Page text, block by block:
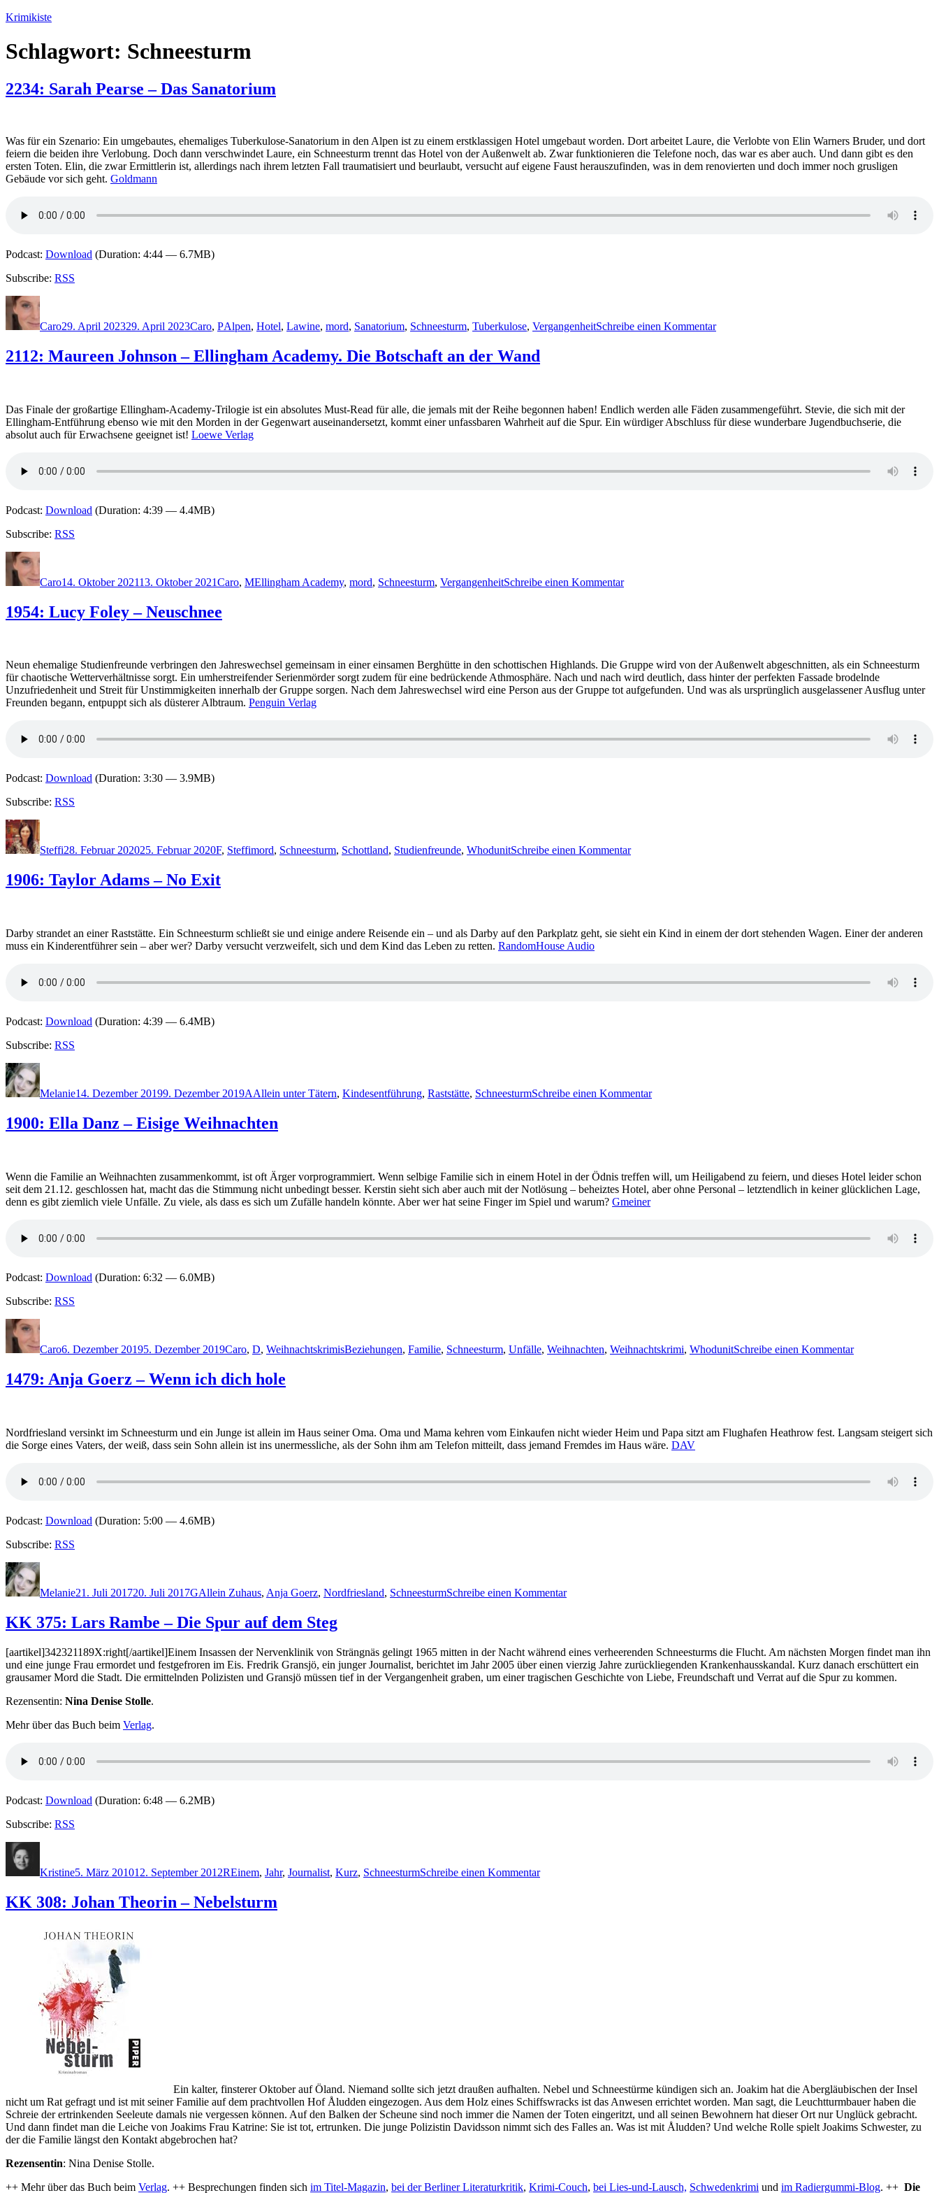
Zum
springen
Krimikiste
Schlagwort: Schneesturm
2234: Sarah Pearse – Das Sanatorium
Was für ein Szenario: Ein umgebautes, ehemaliges Tuberkulose-Sanatorium in den Alpen ist zu einem erstklassigen Hotel umgebaut worden. Dort arbeitet Laure, die Verlobte von Elin Warners Bruder, und dort
feiern die beiden ihre Verlobung. Doch dann verschwindet Laure, ein Schneesturm trennt das Hotel von der Außenwelt ab. Zwar funktionieren die Telefone noch, das war es aber auch. Und dann gibt es den
ersten Toten. Elin, die zwar Ermittlerin ist, allerdings nach ihrem letzten Fall traumatisiert und beurlaubt, versucht auf eigene Faust herauszufinden, was in dem renovierten und doch immer noch grusligen
Gebäude vor sich geht. Goldmann
Podcast: Download (Duration: 4:44 — 6.7MB)
Subscribe: RSS
Autor
Caro29. April 202329. April 2023Caro, PAlpen, Hotel, Lawine, mord, Sanatorium, Schneesturm, Tuberkulose, VergangenheitSchreibe einen KommentarSarah
2112: Maureen Johnson – Ellingham Academy. Die Botschaft an der Wand
Das Finale der großartige Ellingham-Academy-Trilogie ist ein absolutes Must-Read für alle, die jemals mit der Reihe begonnen haben! Endlich werden alle Fäden zusammengeführt. Stevie, die sich mit der
Ellingham-Entführung ebenso wie mit den Morden in der Gegenwart auseinandersetzt, kommt einer unfassbaren Wahrheit auf die Spur. Ein würdiger Abschluss für diese wunderbare Jugendbuchserie, die
absolut auch für Erwachsene geeignet ist! Loewe Verlag
Podcast: Download (Duration: 4:39 — 4.4MB)
Subscribe: RSS
Autor
Caro14. Oktober 202113. Oktober 2021Caro, MEllingham Academy, mord, Schneesturm, VergangenheitSchreibe einen KommentarMaureen
an
der
Wand
1954: Lucy Foley – Neuschnee
Neun ehemalige Studienfreunde verbringen den Jahreswechsel gemeinsam in einer einsamen Berghütte in den schottischen Highlands. Die Gruppe wird von der Außenwelt abgeschnitten, als ein Schneesturm
für chaotische Wetterverhältnisse sorgt. Ein umherstreifender Serienmörder sorgt zudem für eine bedrückende Athmosphäre. Nach und nach wird deutlich, dass hinter der perfekten Fassade brodelnde
Unzufriedenheit und Streit für Unstimmigkeiten innerhalb der Gruppe sorgen. Nach dem Jahreswechsel wird eine Person aus der Gruppe tot aufgefunden. Und was als ursprünglich ausgelassener Ausflug unter
Freunden begann, entpuppt sich als düsterer Albtraum. Penguin Verlag
Podcast: Download (Duration: 3:30 — 3.9MB)
Subscribe: RSS
Autor
Steffi28. Februar 202025. Februar 2020F, Steffimord, Schneesturm, Schottland, Studienfreunde, WhodunitSchreibe einen KommentarLucy
1906: Taylor Adams – No Exit
Darby strandet an einer Raststätte. Ein Schneesturm schließt sie und einige andere Reisende ein – und als Darby auf den Parkplatz geht, sie sieht ein Kind in einem der dort stehenden Wagen. Einer der anderen
muss ein Kinderentführer sein – aber wer? Darby versucht verzweifelt, sich und dem Kind das Leben zu retten. RandomHouse Audio
Podcast: Download (Duration: 4:39 — 6.4MB)
Subscribe: RSS
Autor
Melanie14. Dezember 20199. Dezember 2019AAllein unter Tätern, Kindesentführung, Raststätte, SchneesturmSchreibe einen KommentarTaylor
1900: Ella Danz – Eisige Weihnachten
Wenn die Familie an Weihnachten zusammenkommt, ist oft Ärger vorprogrammiert. Wenn selbige Familie sich in einem Hotel in der Ödnis treffen will, um Heiligabend zu feiern, und dieses Hotel leider schon
seit dem 21.12. geschlossen hat, macht das die Stimmung nicht unbedingt besser. Kerstin sieht sich aber auch mit der Notlösung – beheiztes Hotel, aber ohne Personal – letztendlich in keiner glücklichen Lage,
denn es gibt ziemlich viele Unfälle. Zu viele, als dass es sich um Zufälle handeln könnte. Aber wer hat seine Finger im Spiel und warum? Gmeiner
Podcast: Download (Duration: 6:32 — 6.0MB)
Subscribe: RSS
Autor
Caro6. Dezember 20195. Dezember 2019Caro, D, WeihnachtskrimisBeziehungen, Familie, Schneesturm, Unfälle, Weihnachten, Weihnachtskrimi, WhodunitSchreibe einen KommentarElla
1479: Anja Goerz – Wenn ich dich hole
Nordfriesland versinkt im Schneesturm und ein Junge ist allein im Haus seiner Oma. Oma und Mama kehren vom Einkaufen nicht wieder Heim und Papa sitzt am Flughafen Heathrow fest. Langsam steigert sich
die Sorge eines Vaters, der weiß, dass sein Sohn allein ist ins unermessliche, als der Sohn ihm am Telefon mitteilt, dass jemand Fremdes im Haus wäre. DAV
Podcast: Download (Duration: 5:00 — 4.6MB)
Subscribe: RSS
Autor
Melanie21. Juli 201720. Juli 2017GAllein Zuhaus, Anja Goerz, Nordfriesland, SchneesturmSchreibe einen KommentarAnja
dich
hole
KK 375: Lars Rambe – Die Spur auf dem Steg
[aartikel]342321189X:right[/aartikel]Einem Insassen der Nervenklinik von Strängnäs gelingt 1965 mitten in der Nacht während eines verheerenden Schneesturms die Flucht. Am nächsten Morgen findet man ihn
und eine junge Frau ermordet und festgefroren im Eis. Fredrik Gransjö, ein junger Journalist, berichtet im Jahr 2005 über einen vierzig Jahre zurückliegenden Krankenhausskandal. Kurz danach erschüttert ein
grausamer Mord die Stadt. Die ermittelnden Polizisten und Gransjö müssen tief in der Vergangenheit graben, um einer tragischen Geschichte von Liebe, Freundschaft und Verrat auf die Spur zu kommen.
Rezensentin: Nina Denise Stolle.
Mehr über das Buch beim Verlag.
Podcast: Download (Duration: 6:48 — 6.2MB)
Subscribe: RSS
Kristine5. März 201012. September 2012REinem, Jahr, Journalist, Kurz, SchneesturmSchreibe einen Kommentar375:
KK 308: Johan Theorin – Nebelsturm
Ein kalter, finsterer Oktober auf Öland. Niemand sollte sich jetzt draußen aufhalten. Nebel und Schneestürme kündigen sich an. Joakim hat die Abergläubischen der Insel
nicht um Rat gefragt und ist mit seiner Familie auf dem prachtvollen Hof Åludden eingezogen. Aus dem Holz eines Schiffswracks ist das Anwesen errichtet worden. Man sagt, die Leuchtturmbauer haben die
Schreie der ertrinkenden Seeleute damals nie vergessen können. Auf den Balken der Scheune sind noch immer die Namen der Toten eingeritzt, und all seinen Bewohnern hat dieser Ort nur Unglück gebracht.
Und dann findet man die Leiche von Joakims Frau Katrine: Sie ist tot, ertrunken. Die junge Polizistin Davidsson nimmt sich des Falles an. Was ist mit Åludden? Und welche Rolle spielt Joakims Schwester, zu
der die Familie längst den Kontakt abgebrochen hat?
Rezensentin: Nina Denise Stolle.
++ Mehr über das Buch beim Verlag. ++ Besprechungen finden sich im Titel-Magazin, bei der Berliner Literaturkritik, Krimi-Couch, bei Lies-und-Lausch, Schwedenkrimi und im Radiergummi-Blog. ++ Die